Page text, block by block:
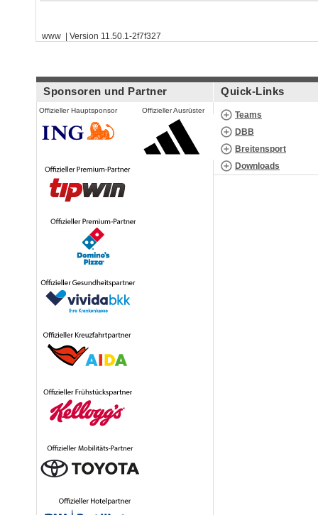
www | Version 11.50.1-2f7f327
Sponsoren und Partner
Offizieller Hauptsponsor Offizieller Ausrüster
Quick-Links
Teams
DBB
Breitensport
Downloads